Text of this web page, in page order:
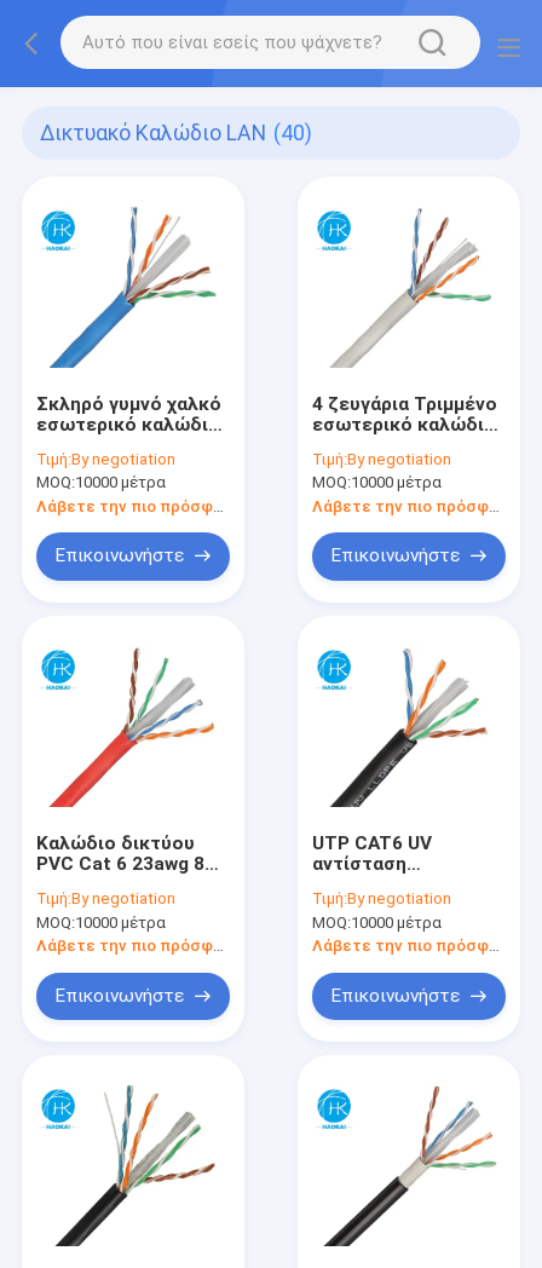
Δικτυακό Καλώδιο LAN (40)
Σκληρό γυμνό χαλκό
εσωτερικό καλώδιο
Προσαρμοσμένο
4pair 23awg 0,57mm
250MHz
Τιμή:By negotiation
MOQ:10000 μέτρα
Λάβετε την πιο πρόσφατη τιμή
Επικοινωνήστε
4 ζευγάρια Τριμμένο
εσωτερικό καλώδιο
Καλώδιο δικτύου
καθαρού χαλκού
Τιμή:By negotiation
MOQ:10000 μέτρα
Επικοινωνήστε
Καλώδιο δικτύου
PVC Cat 6 23awg 8
Τιμή:By negotiation
MOQ:10000 μέτρα
Λάβετε την πιο πρόσφατη τιμή
Επικοινωνήστε
UTP CAT6 UV
αντίσταση
LAN Cat6 Ethernet
καλώδιο δικτύου
300m
Τιμή:By negotiation
MOQ:10000 μέτρα
Επικοινωνήστε